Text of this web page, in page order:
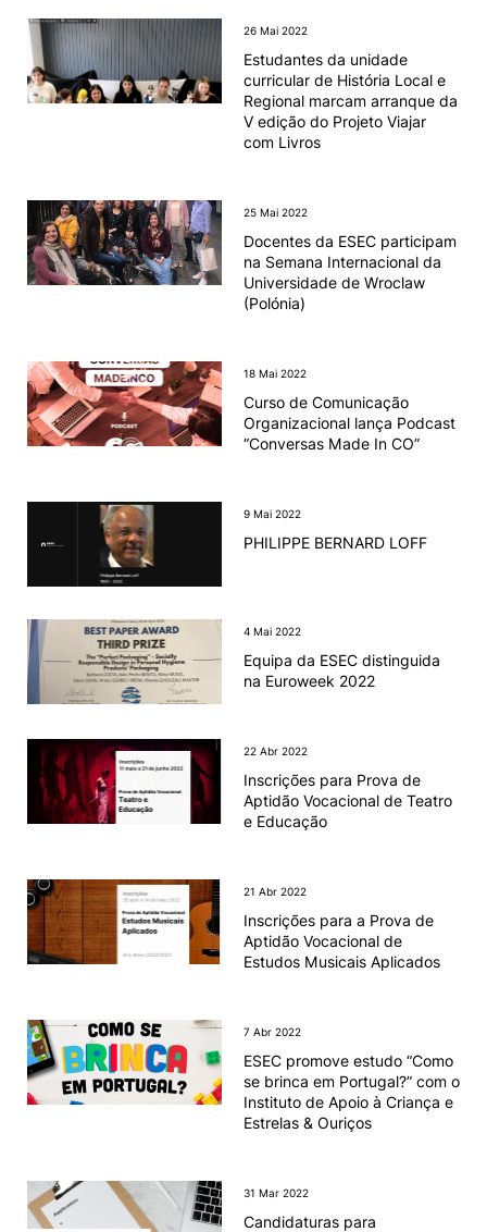
26 Mai 2022
Estudantes da unidade
curricular de História Local e
Regional marcam arranque da
V edição do Projeto Viajar
com Livros
25 Mai 2022
Docentes da ESEC participam
na Semana Internacional da
Universidade de Wroclaw
(Polónia)
18 Mai 2022
Curso de Comunicação
Organizacional lança Podcast
“Conversas Made In CO”
9 Mai 2022
PHILIPPE BERNARD LOFF
4 Mai 2022
Equipa da ESEC distinguida
na Euroweek 2022
22 Abr 2022
Inscrições para Prova de
Aptidão Vocacional de Teatro
e Educação
21 Abr 2022
Inscrições para a Prova de
Aptidão Vocacional de
Estudos Musicais Aplicados
7 Abr 2022
ESEC promove estudo “Como
se brinca em Portugal?” com o
Instituto de Apoio à Criança e
Estrelas & Ouriços
31 Mar 2022
Candidaturas para